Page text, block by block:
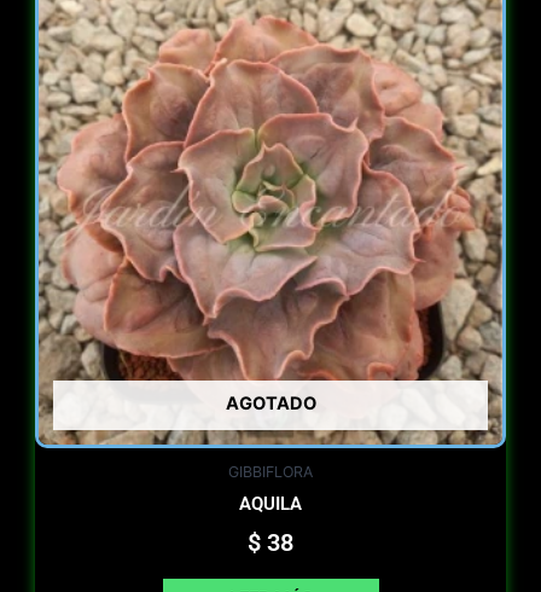
AGOTADO
GIBBIFLORA
AQUILA
$ 38